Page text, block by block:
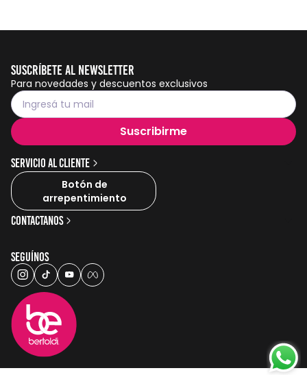
Suscríbete al Newsletter
Para novedades y descuentos exclusivos
Suscribirme
Servicio al cliente
Botón de
arrepentimiento
Contactanos
Seguínos